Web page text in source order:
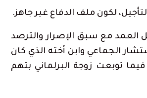
لكون ملف الدفاع غير جاهز.
العمد مع سبق الإصرار والترصد
الجماعي وابن أخته الذي كان
توبعت زوجة البرلماني بتهم
حكومة سبتة: بين 3 و5 آلاف مهاجر ما زالوا
أغسطس 3, 2026
اتحاد المقاولات الإعلامية بتطوان يشيد بصمود
الصحافيين…